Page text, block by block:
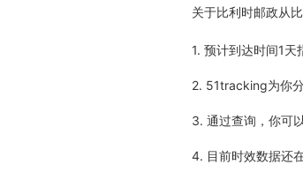
关于比利时邮政从
1. 预计到达时间1天
2. 51tracking为你
3. 通过查询，你可
4. 目前时效数据还